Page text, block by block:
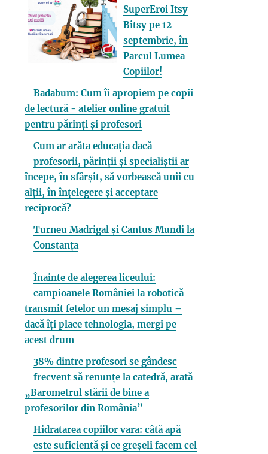
SuperEroi Itsy
Bitsy pe 12
septembrie, în
Parcul Lumea
Copiilor!
Badabum: Cum îi apropiem pe copii
de lectură - atelier online gratuit
pentru părinți și profesori
Cum ar arăta educația dacă
profesorii, părinții și specialiștii ar
începe, în sfârșit, să vorbească unii cu
alții, în înțelegere și acceptare
reciprocă?
Turneu Madrigal și Cantus Mundi la
Constanța
Înainte de alegerea liceului:
campioanele României la robotică
transmit fetelor un mesaj simplu –
dacă îți place tehnologia, mergi pe
acest drum
38% dintre profesori se gândesc
frecvent să renunțe la catedră, arată
„Barometrul stării de bine a
profesorilor din România”
Hidratarea copiilor vara: câtă apă
este suficientă și ce greșeli facem cel